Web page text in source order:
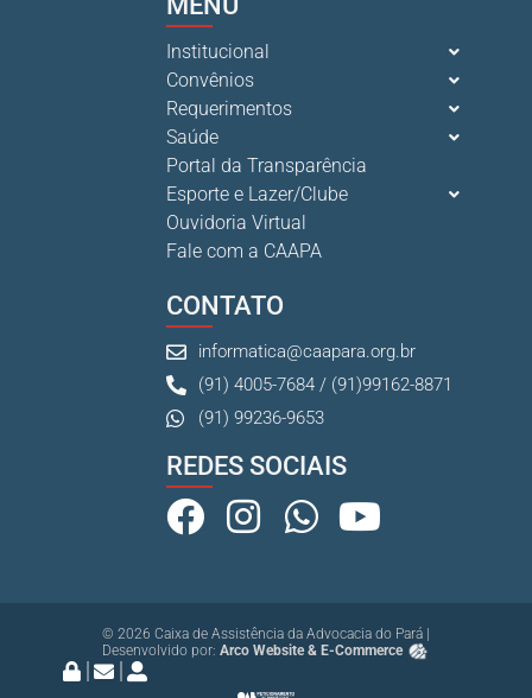
Institucional
Convênios
Requerimentos
Saúde
Portal da Transparência
Esporte e Lazer/Clube
Ouvidoria Virtual
Fale com a CAAPA
CONTATO
informatica@caapara.org.br
(91) 4005-7684 / (91)99162-8871
(91) 99236-9653
REDES SOCIAIS
© 2026 Caixa de Assistência da Advocacia do Pará |
Desenvolvido por: Arco Website & E-Commerce